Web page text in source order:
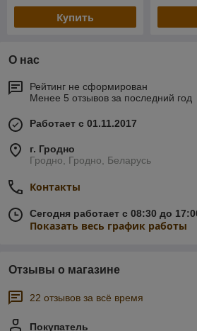
Купить
О нас
Рейтинг не сформирован
Менее 5 отзывов за последний год
Работает с 01.11.2017
г. Гродно
Гродно, Гродно, Беларусь
Контакты
Сегодня работает с 08:30 до
Показать весь график работы
Отзывы о магазине
22 отзывов за всё время
Покупатель